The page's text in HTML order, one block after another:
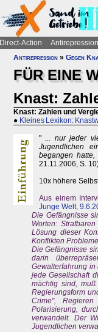
Direct-Action Antirepression
Antirepression » Gegen
FÜR EINE
Knast:
Knast: Zahlen und
● Kleines Lexikon:
"... nur jeder
Jugendlichen
begangen
21.11.2006, S.
10x höhere
Aus einem
Junge Welt,
Die Gefängnisse
Worten:
Lösung dieser
Konflikten
Die Gefängnisse
darin
Gewalterfahrung
jede Gesellschaft
mächtig sind,
Regierungsform
Crime",
Polarisierung,
verwandelt. Der
Jugendlichen